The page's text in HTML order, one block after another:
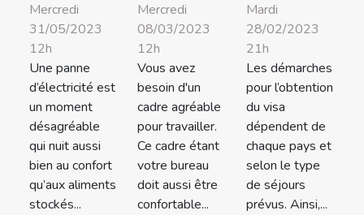
Mercredi
31/05/2023
12h
Une panne
d’électricité est
un moment
désagréable
qui nuit aussi
bien au confort
qu’aux aliments
stockés...
Mercredi
08/03/2023
12h
Vous avez
besoin d'un
cadre agréable
pour travailler.
Ce cadre étant
votre bureau
doit aussi être
confortable...
Mardi
28/02/2023
21h
Les démarches
pour l’obtention
du visa
dépendent de
chaque pays et
selon le type
de séjours
prévus. Ainsi,...